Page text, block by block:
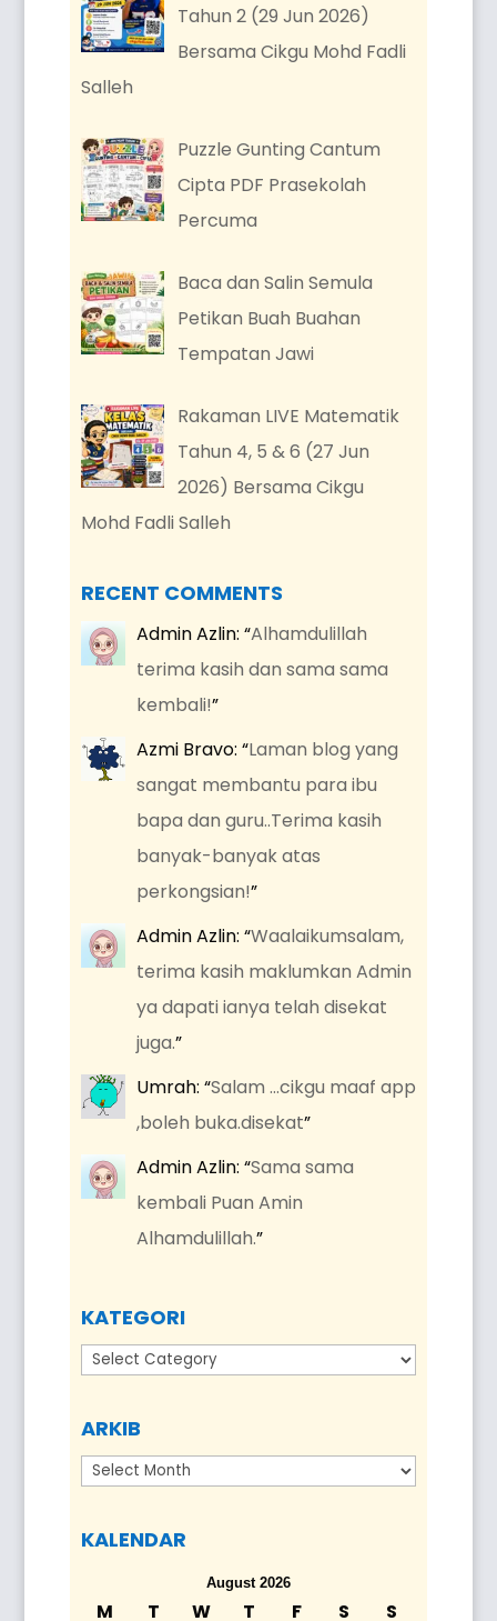
Tahun 2 (29 Jun 2026)
Bersama Cikgu Mohd Fadli
Salleh
Puzzle Gunting Cantum
Cipta PDF Prasekolah
Percuma
Baca dan Salin Semula
Petikan Buah Buahan
Tempatan Jawi
Rakaman LIVE Matematik
Tahun 4, 5 & 6 (27 Jun
2026) Bersama Cikgu
Mohd Fadli Salleh
RECENT COMMENTS
Admin Azlin: “Alhamdulillah
terima kasih dan sama sama
kembali!”
Azmi Bravo: “Laman blog yang
sangat membantu para ibu
bapa dan guru..Terima kasih
banyak-banyak atas
perkongsian!”
Admin Azlin: “Waalaikumsalam,
terima kasih maklumkan Admin
ya dapati ianya telah disekat
juga.”
Umrah: “Salam …cikgu maaf app
,boleh buka.disekat”
Admin Azlin: “Sama sama
kembali Puan Amin
Alhamdulillah.”
KATEGORI
Kategori
ARKIB
Arkib
KALENDAR
August 2026
M T W T F S S